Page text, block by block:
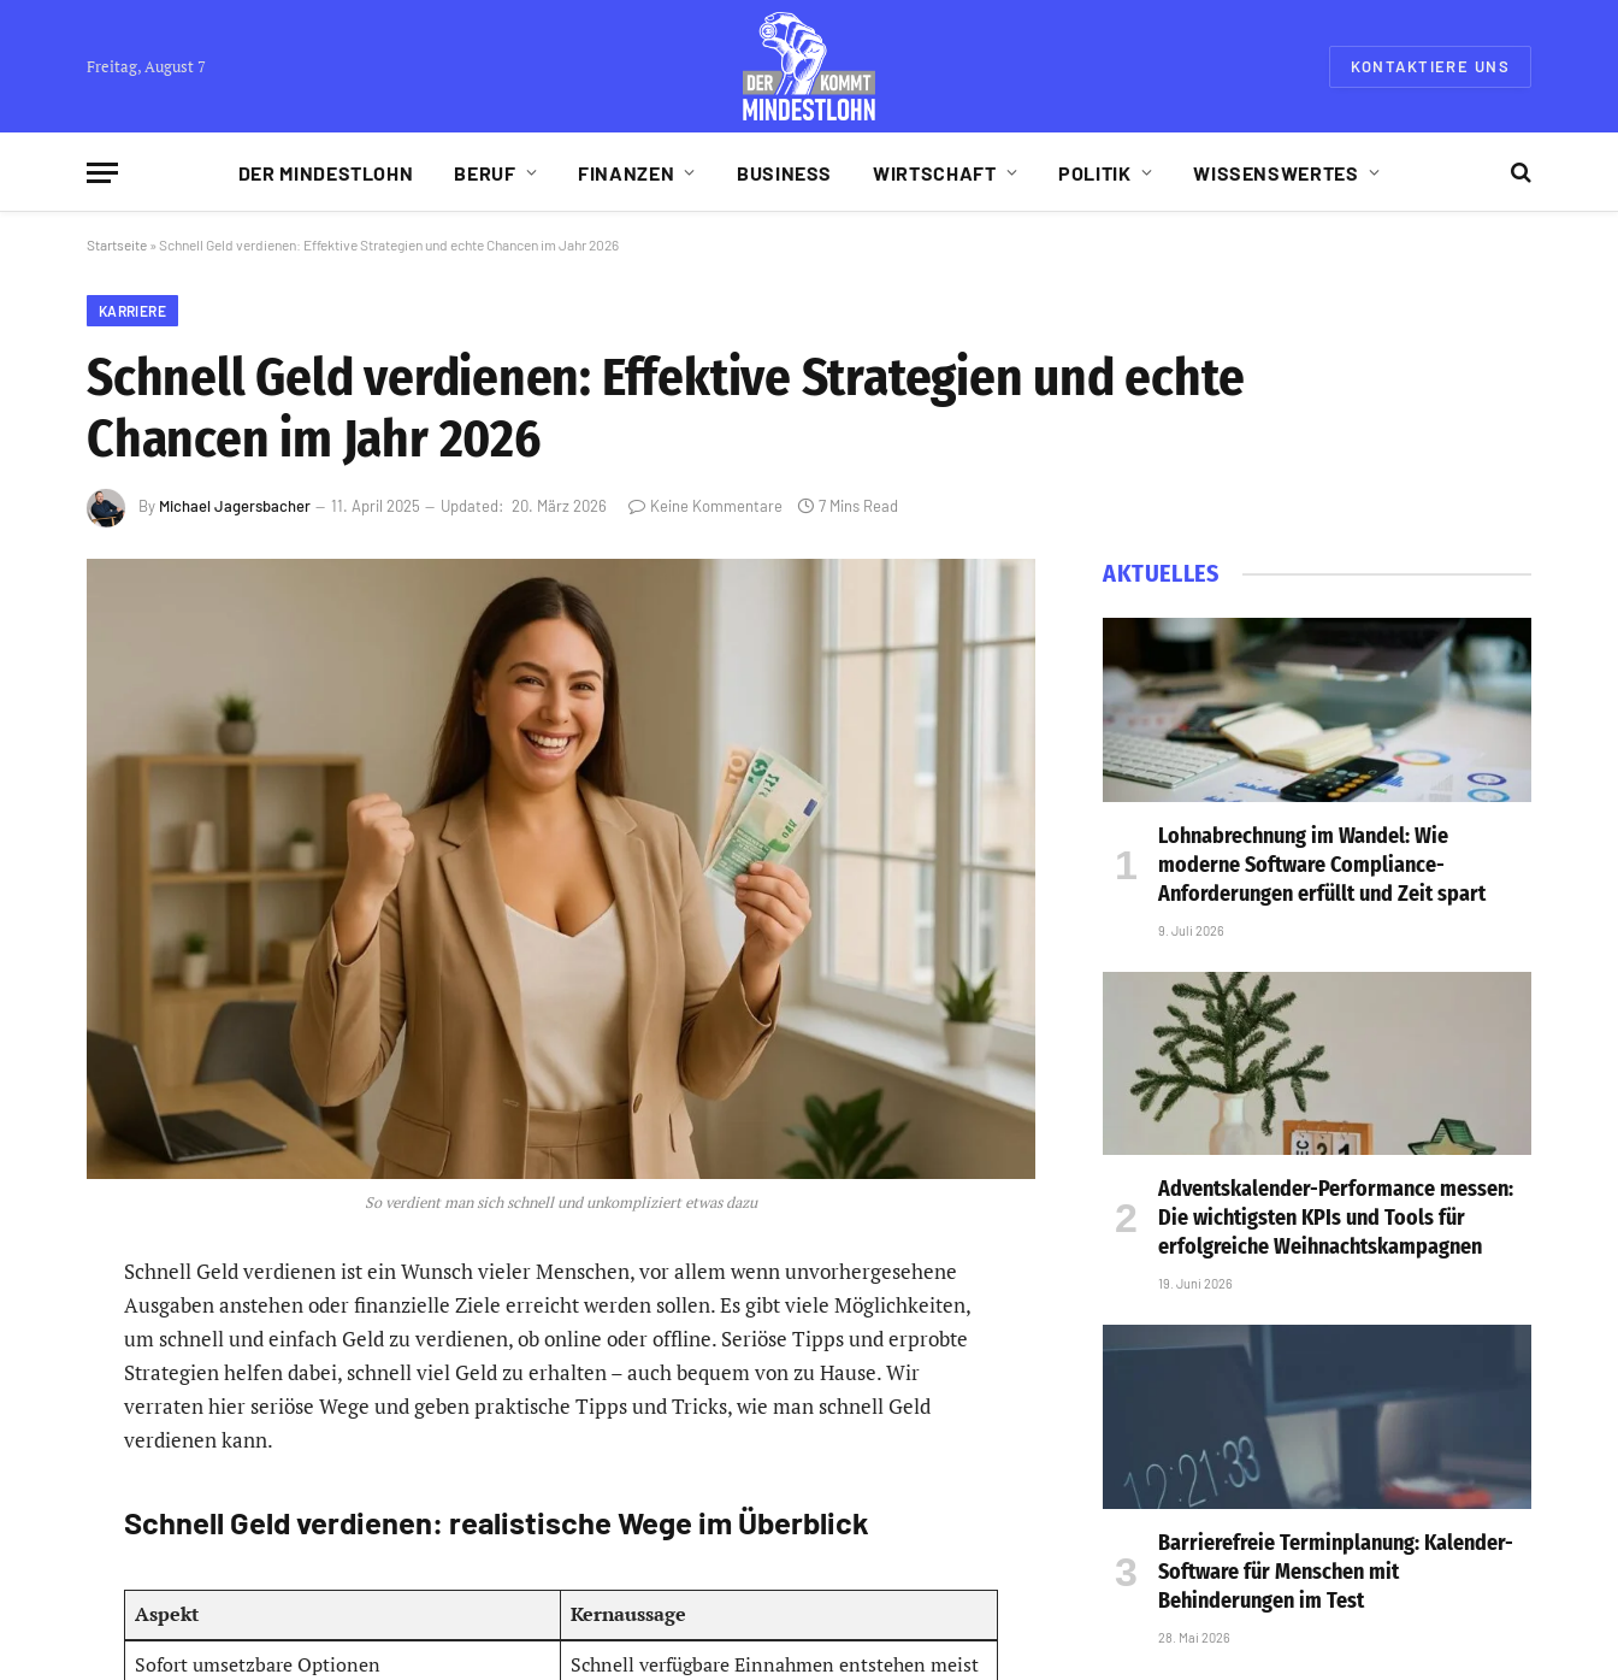
Freitag, August 7 KONTAKTIERE UNS
DER MINDESTLOHN BERUF FINANZEN BUSINESS WIRTSCHAFT POLITIK WISSENSWERTES
Startseite » Schnell Geld verdienen: Effektive Strategien und echte Chancen im Jahr 2026
KARRIERE
Schnell Geld verdienen: Effektive Strategien und echte
Chancen im Jahr 2026
By Michael Jagersbacher 11. April 2025 Updated: 20. März 2026 Keine Kommentare 7 Mins Read
So verdient man sich schnell und unkompliziert etwas dazu
Schnell Geld verdienen ist ein Wunsch vieler Menschen, vor allem wenn unvorhergesehene
Ausgaben anstehen oder finanzielle Ziele erreicht werden sollen. Es gibt viele Möglichkeiten,
um schnell und einfach Geld zu verdienen, ob online oder offline. Seriöse Tipps und erprobte
Strategien helfen dabei, schnell viel Geld zu erhalten – auch bequem von zu Hause. Wir
verraten hier seriöse Wege und geben praktische Tipps und Tricks, wie man schnell Geld
verdienen kann.
Schnell Geld verdienen: realistische Wege im Überblick
Aspekt
Kernaussage
Sofort umsetzbare Optionen
Schnell verfügbare Einnahmen entstehen meist
AKTUELLES
Lohnabrechnung im Wandel: Wie
moderne Software Compliance-
Anforderungen erfüllt und Zeit spart
9. Juli 2026
Adventskalender-Performance messen:
Die wichtigsten KPIs und Tools für
erfolgreiche Weihnachtskampagnen
19. Juni 2026
Barrierefreie Terminplanung: Kalender-
Software für Menschen mit
Behinderungen im Test
28. Mai 2026